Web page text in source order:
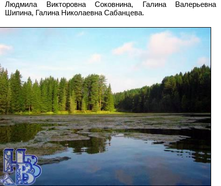
Людмила Викторовна Соковнина, Галина Валерьевна
Шипина, Галина Николаевна Сабанцева.